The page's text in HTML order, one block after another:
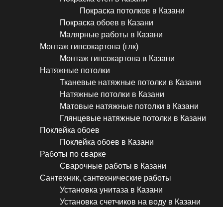
Покраска потолков в Казани
Покраска обоев в Казани
Малярные работы в Казани
Монтаж гипсокартона (глк)
Монтаж гипсокартона в Казани
Натяжные потолки
Тканевые натяжные потолки в Казани
Натяжные потолки в Казани
Матовые натяжные потолки в Казани
Глянцевые натяжные потолки в Казани
Поклейка обоев
Поклейка обоев в Казани
Работы по сварке
Сварочные работы в Казани
Сантехник, сантехнические работы
Установка унитаза в Казани
Установка счетчиков на воду в Казани